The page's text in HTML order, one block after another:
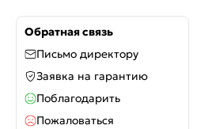
Сатинированный хром
Хром
Хром/Белый
Хром/МатЧерный
Черный
Обратная связь
Письмо директору
Заявка на гарантию
Поблагодарить
Пожаловаться